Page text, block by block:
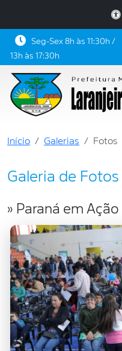
Seg-Sex 8h às 11:30h /
13h às 17:30h
Início Galerias Fotos
Galeria de Fotos
» Paraná em Ação